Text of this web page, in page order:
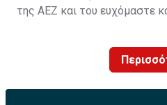
της ΑΕΖ και του ευχόμαστε